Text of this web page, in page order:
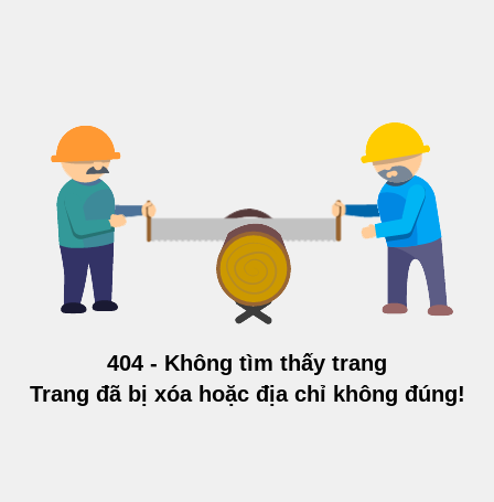
404 - Không tìm thấy trang
Trang đã bị xóa hoặc địa chỉ không đúng!